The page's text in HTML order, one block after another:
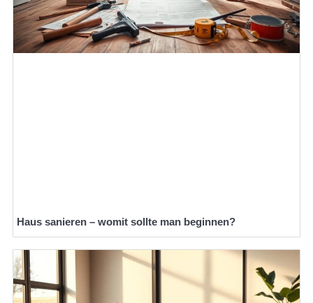
Haus sanieren – womit sollte man beginnen?